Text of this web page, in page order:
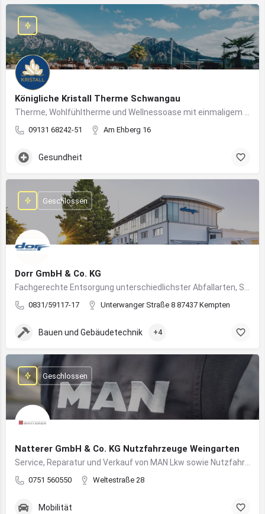
Königliche Kristall Therme Schwangau
09131 68242-51 Am Ehberg 16
Gesundheit
Dorr GmbH & Co. KG
0831/59117-17 Unterwanger Straße 8 87437 Kempten
Geschlossen
Bauen und Gebäudetechnik +4
Natterer GmbH & Co. KG Nutzfahrzeuge Weingarten
0751 560550 Weltestraße 28
Geschlossen
Mobilität